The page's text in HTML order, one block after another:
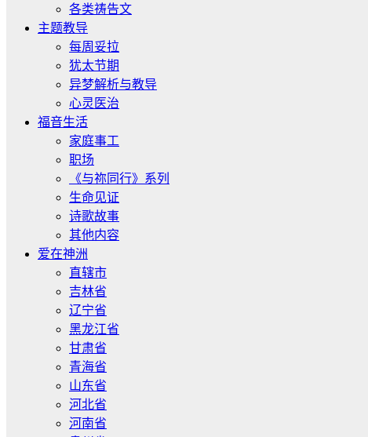
各类祷告文
主题教导
每周妥拉
犹太节期
异梦解析与教导
心灵医治
福音生活
家庭事工
职场
《与祢同行》系列
生命见证
诗歌故事
其他内容
爱在神洲
直辖市
吉林省
辽宁省
黑龙江省
甘肃省
青海省
山东省
河北省
河南省